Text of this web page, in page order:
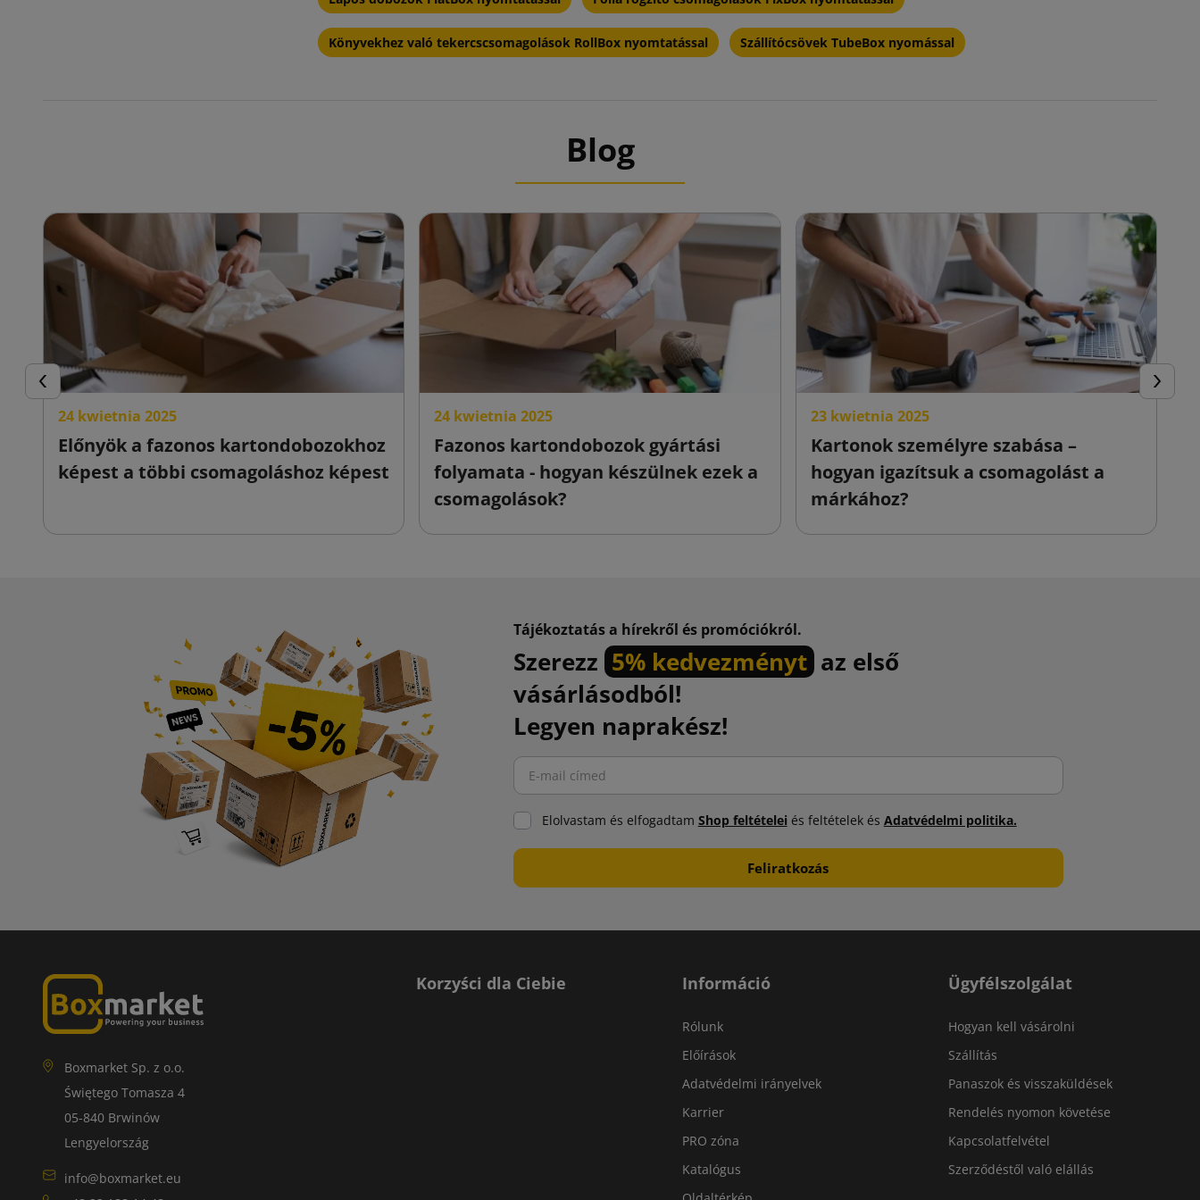
Könyvekhez való tekercscsomagolások RollBox nyomtatással Szállítócsövek TubeBox nyomással
Blog
Előző
24 kwietnia 2025
Előnyök a fazonos kartondobozokhoz
képest a többi csomagoláshoz képest
24 kwietnia 2025
Fazonos kartondobozok gyártási
folyamata - hogyan készülnek ezek a
csomagolások?
23 kwietnia 2025
Kartonok személyre szabása –
hogyan igazítsuk a csomagolást a
márkához?
Tájékoztatás a hírekről és promóciókról.
Szerezz 5% kedvezményt az első
vásárlásodból!
Legyen naprakész!
Elolvastam és elfogadtam Shop feltételei és feltételek és Adatvédelmi politika.
Boxmarket Sp. z o.o.
Świętego Tomasza 4
05-840 Brwinów
Lengyelország
info@boxmarket.eu
Korzyści dla Ciebie Információ
Rólunk
Előírások
Adatvédelmi irányelvek
Karrier
PRO zóna
Katalógus
Ügyfélszolgálat
Hogyan kell vásárolni
Szállítás
Panaszok és visszaküldések
Rendelés nyomon követése
Kapcsolatfelvétel
Szerződéstől való elállás